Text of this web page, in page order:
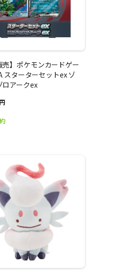
売】ポケモンカードゲー
スターターセットex ゾ
ロアークex
円